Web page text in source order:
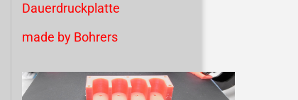
Dauerdruckplatte
made by Bohrers